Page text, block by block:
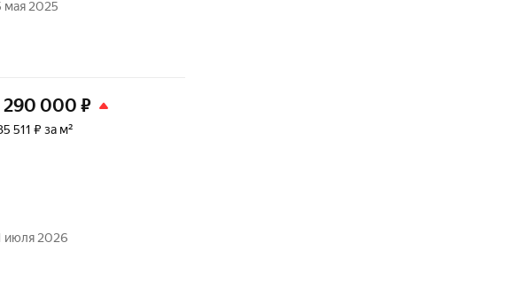
мая 2025
290 000 ₽
511 ₽ за м²
июля 2026